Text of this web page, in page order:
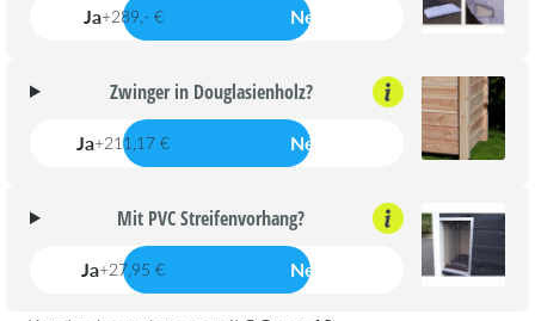
Ja+289,- € Nein
Zwinger in Douglasienholz?
Ja+211,17 € Nein
Mit PVC Streifenvorhang?
Ja+27,95 € Nein